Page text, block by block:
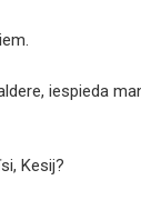
iespieda
Kesij?